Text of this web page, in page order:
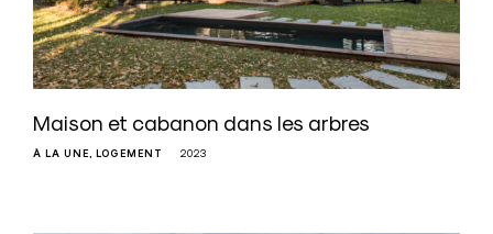
Maison et cabanon dans les arbres
À LA UNE LOGEMENT 2023